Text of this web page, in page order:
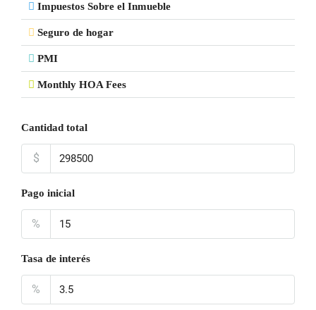
Impuestos Sobre el Inmueble
Seguro de hogar
PMI
Monthly HOA Fees
Cantidad total
$
Pago inicial
%
Tasa de interés
%